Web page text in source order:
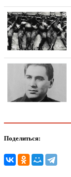
Поделиться: